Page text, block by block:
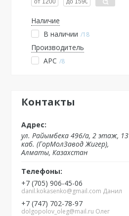
Наличие
В наличии
18
Производитель
APC
8
Контакты
ул. Райымбека 496/а, 2 этаж, 13
каб. (ГорМолЗавод Жигер),
Алматы, Казахстан
+7 (705) 906-45-06
danil.kokasenko@gmail.com Данил
+7 (747) 702-78-97
dolgopolov_oleg@mail.ru Олег